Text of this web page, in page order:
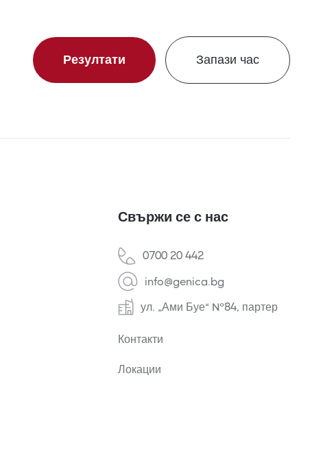
Резултати Запази час
Свържи се с нас
0700 20 442
info@genica.bg
ул. „Ами Буе“ №84, партер
Контакти
Локации